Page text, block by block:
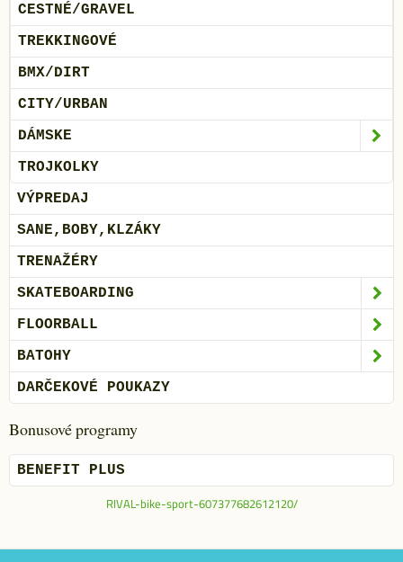
CESTNÉ/GRAVEL
TREKKINGOVÉ
BMX/DIRT
CITY/URBAN
DÁMSKE
TROJKOLKY
VÝPREDAJ
SANE,BOBY,KLZÁKY
TRENAŽÉRY
SKATEBOARDING
FLOORBALL
BATOHY
DARČEKOVÉ POUKAZY
Bonusové programy
BENEFIT PLUS
RIVAL-bike-sport-607377682612120/